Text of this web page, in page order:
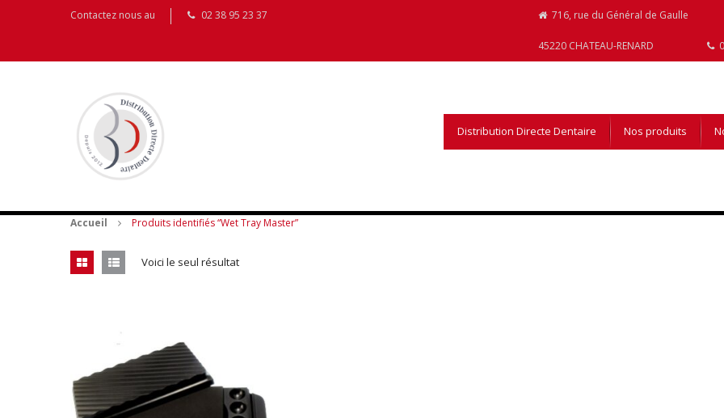
Contactez nous au 02 38 95 23 37 716, rue du Général de Gaulle
45220 CHATEAU-RENARD
Distribution Directe Dentaire Nos produits
Accueil Produits identifiés “Wet Tray Master”
Voici le seul résultat